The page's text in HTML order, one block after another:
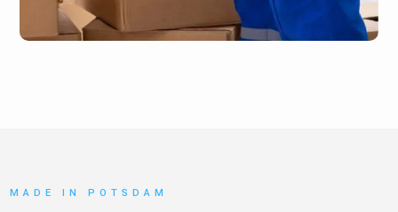
MADE IN POTSDAM